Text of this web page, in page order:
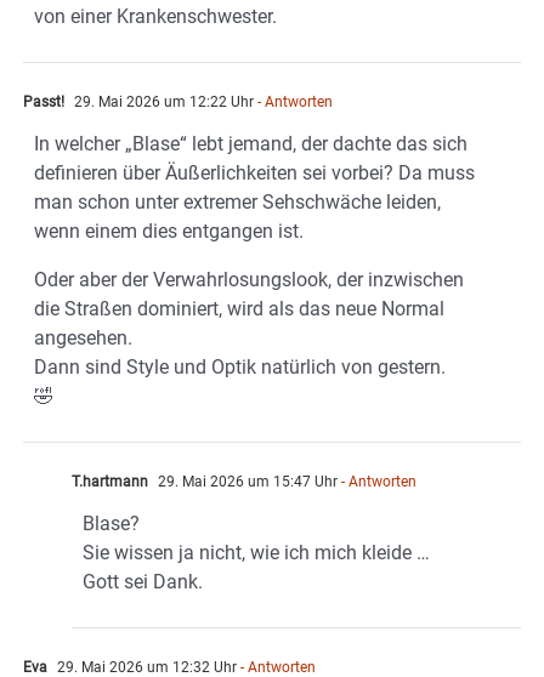
von einer Krankenschwester.
Passt! 29. Mai 2026 um 12:22 Uhr - Antworten
In welcher „Blase“ lebt jemand, der dachte das sich
definieren über Äußerlichkeiten sei vorbei? Da muss
man schon unter extremer Sehschwäche leiden,
wenn einem dies entgangen ist.
Oder aber der Verwahrlosungslook, der inzwischen
die Straßen dominiert, wird als das neue Normal
angesehen.
Dann sind Style und Optik natürlich von gestern.
🤣
T.hartmann 29. Mai 2026 um 15:47 Uhr - Antworten
Blase?
Sie wissen ja nicht, wie ich mich kleide …
Gott sei Dank.
Eva 29. Mai 2026 um 12:32 Uhr - Antworten